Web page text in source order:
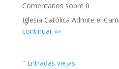
Comentarios sobre 0
Iglesia Católica Admite el
continuar »»
" Entradas viejas